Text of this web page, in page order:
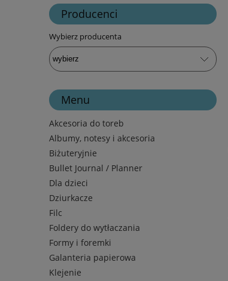
Producenci
Wybierz producenta
Menu
Akcesoria do toreb
Albumy, notesy i akcesoria
Biżuteryjnie
Bullet Journal / Planner
Dla dzieci
Dziurkacze
Filc
Foldery do wytłaczania
Formy i foremki
Galanteria papierowa
Klejenie